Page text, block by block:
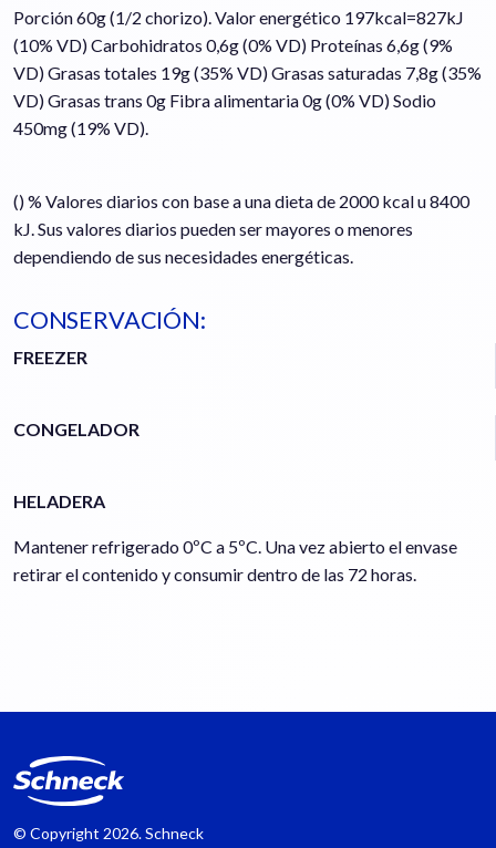
Porción 60g (1/2 chorizo). Valor energético 197kcal=827kJ
(10% VD) Carbohidratos 0,6g (0% VD) Proteínas 6,6g (9%
VD) Grasas totales 19g (35% VD) Grasas saturadas 7,8g (35%
VD) Grasas trans 0g Fibra alimentaria 0g (0% VD) Sodio
450mg (19% VD).
() % Valores diarios con base a una dieta de 2000 kcal u 8400
kJ. Sus valores diarios pueden ser mayores o menores
dependiendo de sus necesidades energéticas.
CONSERVACIÓN:
FREEZER
CONGELADOR
HELADERA
Mantener refrigerado 0ºC a 5ºC. Una vez abierto el envase
retirar el contenido y consumir dentro de las 72 horas.
© Copyright 2026. Schneck